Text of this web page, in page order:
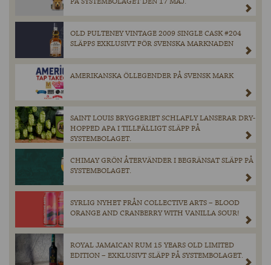
OLD PULTENEY VINTAGE 2009 SINGLE CASK #204
SLÄPPS EXKLUSIVT FÖR SVENSKA MARKNADEN
AMERIKANSKA ÖLLEGENDER PÅ SVENSK MARK
SAINT LOUIS BRYGGERIET SCHLAFLY LANSERAR DRY-
HOPPED APA I TILLFÄLLIGT SLÄPP PÅ
SYSTEMBOLAGET.
CHIMAY GRÖN ÅTERVÄNDER I BEGRÄNSAT SLÄPP PÅ
SYSTEMBOLAGET.
SYRLIG NYHET FRÅN COLLECTIVE ARTS – BLOOD
ORANGE AND CRANBERRY WITH VANILLA SOUR!
ROYAL JAMAICAN RUM 15 YEARS OLD LIMITED
EDITION – EXKLUSIVT SLÄPP PÅ SYSTEMBOLAGET.